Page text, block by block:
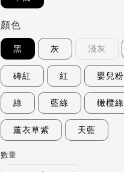
顏色
黑 灰 淺灰
磚紅 紅 嬰兒粉
綠 藍綠 橄欖綠
薰衣草紫 天藍
數量